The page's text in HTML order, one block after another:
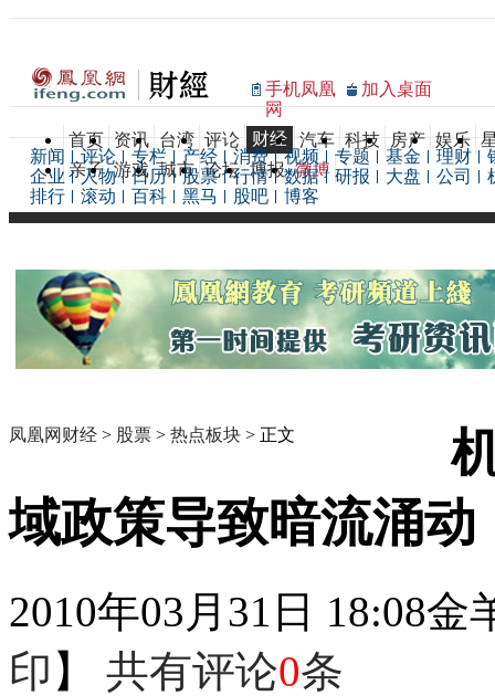
手机凤凰
网
加入桌面
首页 资讯 台湾 评论 财经 汽车 科技 房产 娱乐
亲子 游戏 城市 论坛 博报 微博
新闻 评论 专栏 产经 消费 视频 专题 基金 理财
企业
人物 日历 股票 行情 数据 研报 大盘 公司
排行
滚动 百科 黑马 股吧 博客
凤凰网财经 > 股票 > 热点板块 > 正文
域政策导致暗流涌动
2010年03月31日 18:08金
印 】 共有评论0条